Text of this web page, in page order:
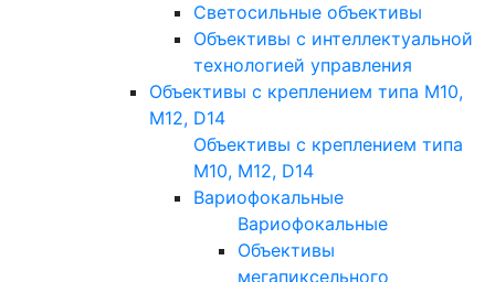
Светосильные объективы
Объективы с интеллектуальной
технологией управления
Объективы с креплением типа M10,
M12, D14
Объективы с креплением типа
M10, M12, D14
Вариофокальные
Вариофокальные
Объективы
мегапиксельного